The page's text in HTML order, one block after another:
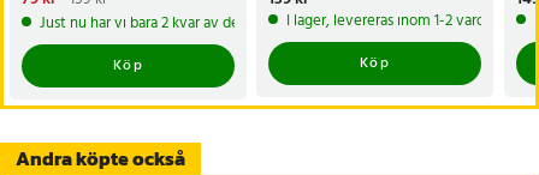
79 krTidigare pris:159 kr
Just nu har vi bara 2 kvar av denna produkt
Köp
I lager, levereras inom 1-2 vardagar
Köp
Andra köpte också